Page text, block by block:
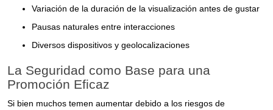
Variación de la duración de la visualización antes de gustar
Pausas naturales entre interacciones
Diversos dispositivos y geolocalizaciones
La Seguridad como Base para una
Promoción Eficaz
Si bien muchos temen aumentar debido a los riesgos de